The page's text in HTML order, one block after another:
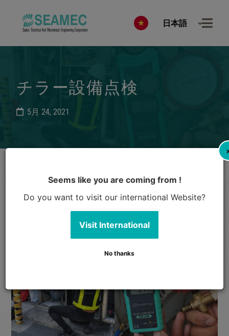
日本語
チラー設備点検
5月 24, 2021
Seems like you are coming from !
Do you want to visit our international Website?
Visit International
No thanks